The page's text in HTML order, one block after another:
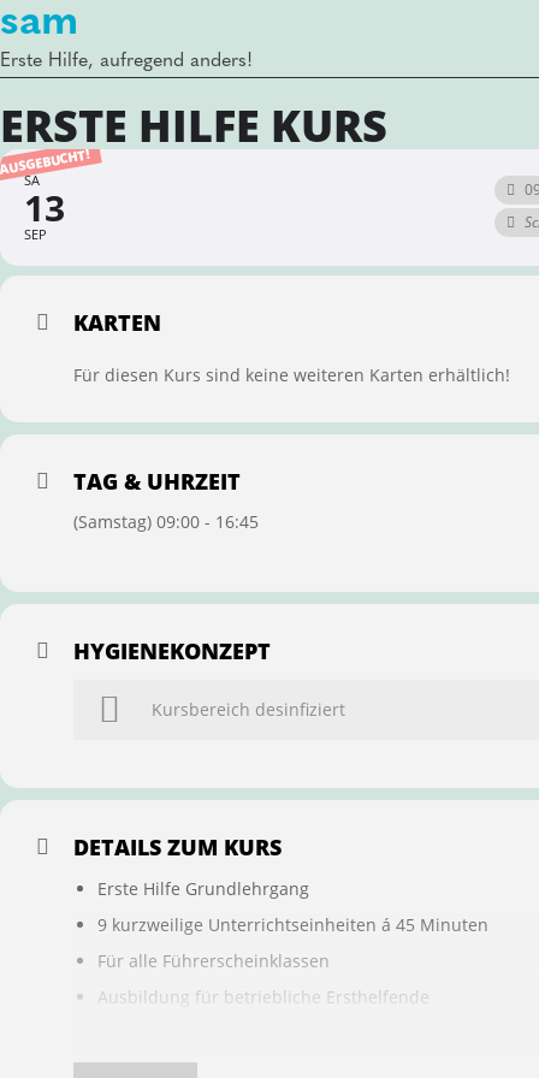
sam
Erste Hilfe, aufregend anders!
ERSTE HILFE KURS
SA
13
SEP
KARTEN
Für diesen Kurs sind keine weiteren Karten erhältlich!
TAG & UHRZEIT
(Samstag) 09:00 - 16:45
HYGIENEKONZEPT
Kursbereich desinfiziert
DETAILS ZUM KURS
Erste Hilfe Grundlehrgang
9 kurzweilige Unterrichtseinheiten á 45 Minuten
Für alle Führerscheinklassen
Ausbildung für betriebliche Ersthelfende